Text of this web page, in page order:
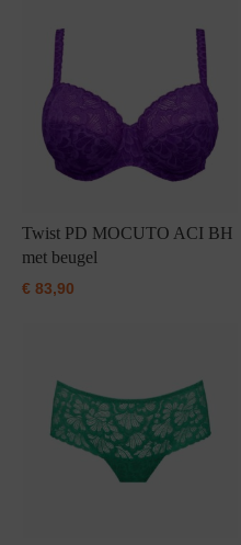
Twist PD MOCUTO ACI BH
met beugel
€ 83,90